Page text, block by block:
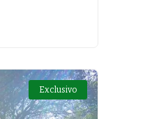
Exclusivo